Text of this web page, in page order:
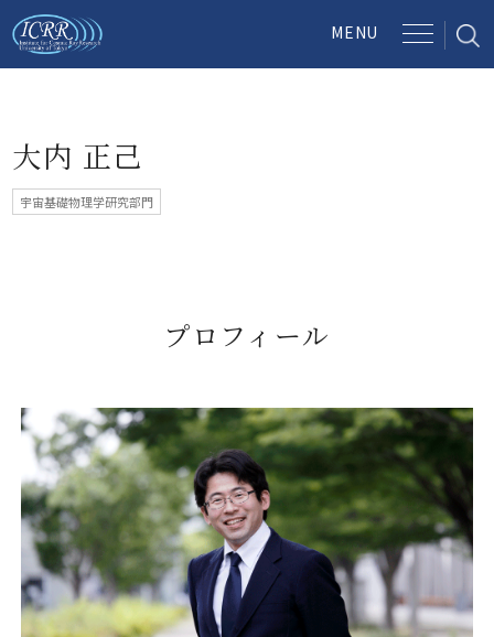
大内 正己
宇宙基礎物理学研究部門
プロフィール